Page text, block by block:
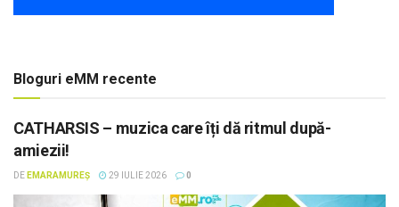
Bloguri eMM recente
CATHARSIS – muzica care îți dă ritmul după-
amiezii!
DE EMARAMUREȘ 29 IULIE 2026 0